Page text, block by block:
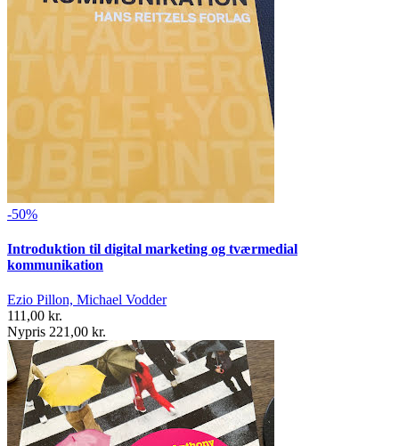
-50%
Introduktion til digital marketing og tværmedial
kommunikation
Ezio Pillon, Michael Vodder
111,00 kr.
Nypris 221,00 kr.